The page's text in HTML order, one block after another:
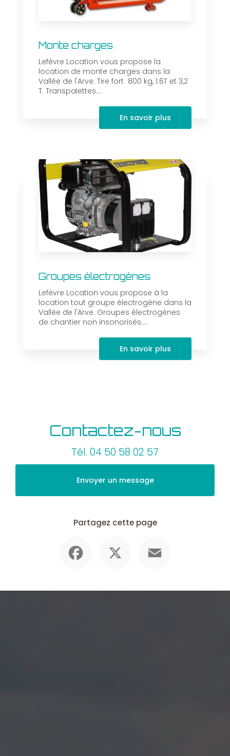
Monte charges
Lefèvre Location vous propose la
location de monte charges dans la
Vallée de l'Arve. Tire fort 800 kg, 1.6T et 3,2
T. Transpalettes....
En savoir plus
Groupes électrogènes
Lefèvre Location vous propose à la
location tout groupe électrogène dans la
Vallée de l'Arve. Groupes électrogènes
de chantier non insonorisés....
En savoir plus
Contactez-nous
Tél. 04 50 58 02 57
Envoyer un message
Partagez cette page